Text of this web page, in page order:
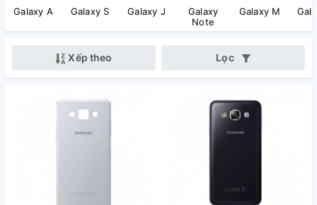
Galaxy A Galaxy S Galaxy J
Galaxy
Note
Galaxy M
Xếp theo Lọc